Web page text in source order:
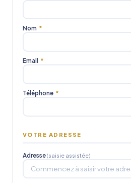
Nom *
Email *
Téléphone *
VOTRE ADRESSE
Adresse(saisie assistée)